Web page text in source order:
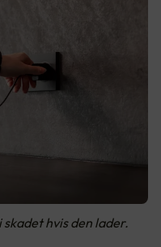
hvis den lader.